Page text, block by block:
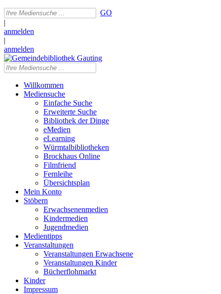
GO
|
anmelden
|
anmelden
Willkommen
Mediensuche
Einfache Suche
Erweiterte Suche
Bibliothek der Dinge
eMedien
eLearning
Würmtalbibliotheken
Brockhaus Online
Filmfriend
Fernleihe
Übersichtsplan
Mein Konto
Stöbern
Erwachsenenmedien
Kindermedien
Jugendmedien
Medientipps
Veranstaltungen
Veranstaltungen Erwachsene
Veranstaltungen Kinder
Bücherflohmarkt
Kinder
Impressum